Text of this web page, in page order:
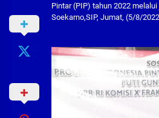
Pintar (PIP) tahun 2022
Soekarno,SIP, Jumat, (5/8/